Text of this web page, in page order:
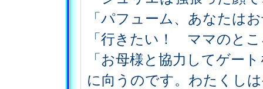
「パフューム、あなたは
「行きたい！ ママのと
「お母様と協力してゲー
に向うのです。わたくし